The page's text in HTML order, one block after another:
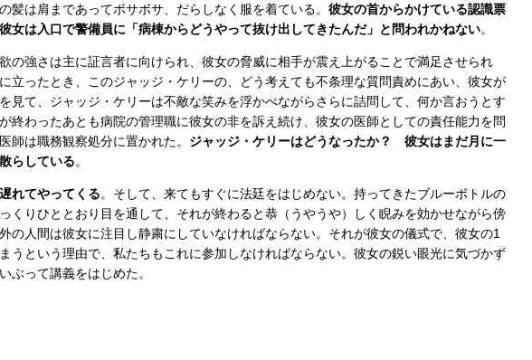
髪は肩まであってボサボサ、だらしなく服を着ている。 彼女の首からかけている認識票
女は入口で警備員に「病棟からどうやって抜け出してきたんだ」と問われかねない。
の強さは主に証言者に向けられ、彼女の脅威に相手が震え上がることで満足させられ
立ったとき、このジャッジ・ケリーの、どう考えても不条理な質問責めにあい、彼女が
見て、ジャッジ・ケリーは不敵な笑みを浮かべながらさらに詰問して、何か言おうとす
終わったあとも病院の管理職に彼女の非を訴え続け、彼女の医師としての責任能力を問
師は職務観察処分に置かれた。 ジャッジ・ケリーはどうなったか？ 彼女はまだ月に一
らしている。
れてやってくる。そして、来てもすぐに法廷をはじめない。持ってきたブルーボトルの
くりひととおり目を通して、それが終わると恭（うやうや）しく睨みを効かせながら傍
の人間は彼女に注目し静粛にしていなければならない。それが彼女の儀式で、彼女の1
うという理由で、私たちもこれに参加しなければならない。彼女の鋭い眼光に気づかず
ぶって講義をはじめた。